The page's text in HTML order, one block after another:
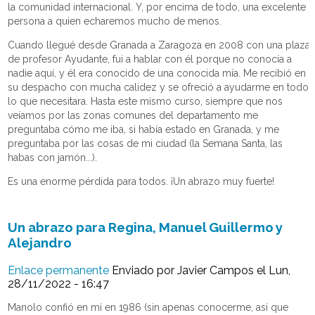
la comunidad internacional. Y, por encima de todo, una excelente
persona a quien echaremos mucho de menos.
Cuando llegué desde Granada a Zaragoza en 2008 con una plaza
de profesor Ayudante, fui a hablar con él porque no conocía a
nadie aquí, y él era conocido de una conocida mía. Me recibió en
su despacho con mucha calidez y se ofreció a ayudarme en todo
lo que necesitara. Hasta este mismo curso, siempre que nos
veíamos por las zonas comunes del departamento me
preguntaba cómo me iba, si había estado en Granada, y me
preguntaba por las cosas de mi ciudad (la Semana Santa, las
habas con jamón...).
Es una enorme pérdida para todos. ¡Un abrazo muy fuerte!
Un abrazo para Regina, Manuel Guillermo y
Alejandro
Enlace permanente Enviado porJavier Campos el Lun,
28/11/2022 - 16:47
Manolo confió en mí en 1986 (sin apenas conocerme, así que